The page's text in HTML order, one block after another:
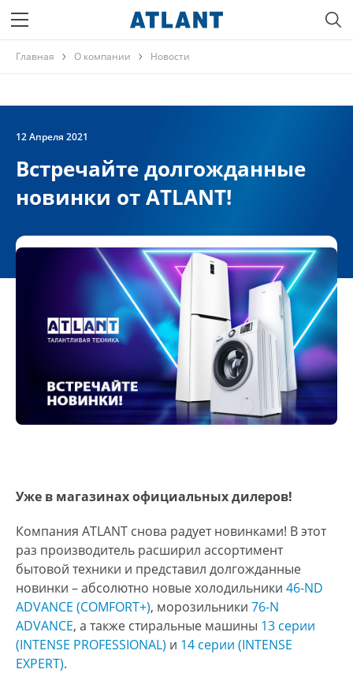
Главная О компании Новости
12 Апреля 2021
Встречайте долгожданные
новинки от ATLANT!
Уже в магазинах официальных дилеров!
Компания ATLANT снова радует новинками! В этот
раз производитель расширил ассортимент
бытовой техники и представил долгожданные
новинки ­– абсолютно новые холодильники 46-ND
ADVANCE (COMFORT+), морозильники 76-N
ADVANCE, а также стиральные машины 13 серии
(INTENSE PROFESSIONAL) и 14 серии (INTENSE
EXPERT).